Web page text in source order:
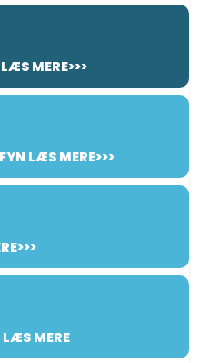
MERE>>>
LÆS MERE>>>
MERE